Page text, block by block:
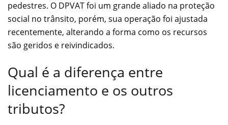
pedestres. O DPVAT foi um grande aliado na proteção
social no trânsito, porém, sua operação foi ajustada
recentemente, alterando a forma como os recursos
são geridos e reivindicados.
Qual é a diferença entre
licenciamento e os outros
tributos?